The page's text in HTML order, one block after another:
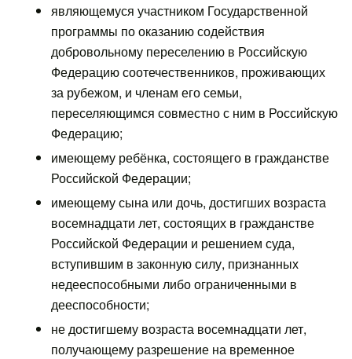
являющемуся участником Государственной
программы по оказанию содействия
добровольному переселению в Российскую
Федерацию соотечественников, проживающих
за рубежом, и членам его семьи,
переселяющимся совместно с ним в Российскую
Федерацию;
имеющему ребёнка, состоящего в гражданстве
Российской Федерации;
имеющему сына или дочь, достигших возраста
восемнадцати лет, состоящих в гражданстве
Российской Федерации и решением суда,
вступившим в законную силу, признанных
недееспособными либо ограниченными в
дееспособности;
не достигшему возраста восемнадцати лет,
получающему разрешение на временное